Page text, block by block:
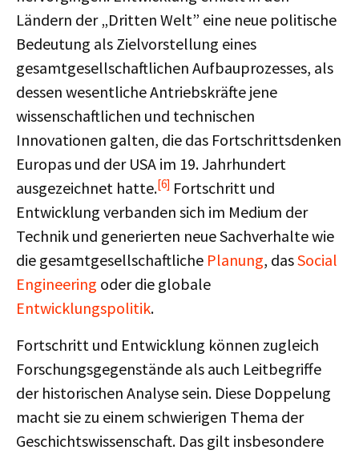
Ländern der „Dritten Welt” eine neue politische
Bedeutung als Zielvorstellung eines
gesamtgesellschaftlichen Aufbauprozesses, als
dessen wesentliche Antriebskräfte jene
wissenschaftlichen und technischen
Innovationen galten, die das Fortschrittsdenken
Europas und der USA im 19. Jahrhundert
ausgezeichnet hatte.[6] Fortschritt und
Entwicklung verbanden sich im Medium der
Technik und generierten neue Sachverhalte wie
die gesamtgesellschaftliche Planung, dasSocial
Engineering oder die globale
Entwicklungspolitik.
Fortschritt und Entwicklung können zugleich
Forschungsgegenstände als auch Leitbegriffe
der historischen Analyse sein. Diese Doppelung
macht sie zu einem schwierigen Thema der
Geschichtswissenschaft. Das gilt insbesondere